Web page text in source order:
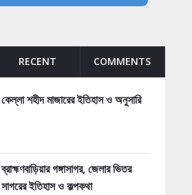
RECENT COMMENTS
কেল্লা শহীদ মাজারের ইতিহাস ও অনুসারি
ব্রাহ্মণবাড়িয়ার গঙ্গাসাগর, জেলার ভিতর
সাগরের ইতিহাস ও কল্পকথা